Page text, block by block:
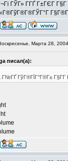
ГЎГ» Г­ГҐ Г±ГЄГ
Марта 28,
писал(а):
ГўГ®ГЇГ°Г®Г± Г§Г­Г